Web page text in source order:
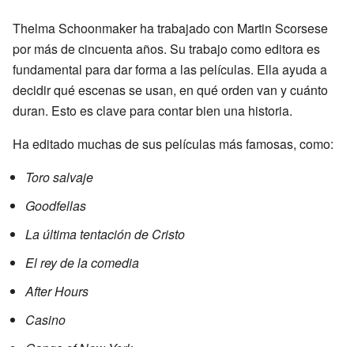
Thelma Schoonmaker ha trabajado con Martin Scorsese
por más de cincuenta años. Su trabajo como editora es
fundamental para dar forma a las películas. Ella ayuda a
decidir qué escenas se usan, en qué orden van y cuánto
duran. Esto es clave para contar bien una historia.
Ha editado muchas de sus películas más famosas, como:
Toro salvaje
Goodfellas
La última tentación de Cristo
El rey de la comedia
After Hours
Casino